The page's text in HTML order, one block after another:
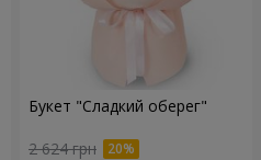
Букет "Сладкий оберег"
2 624 грн